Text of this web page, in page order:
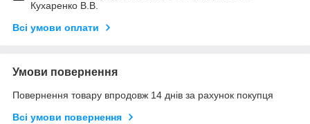
Кухаренко В.В.
Всі умови оплати
Умови повернення
Повернення товару впродовж 14 днів за рахунок покупця
Всі умови повернення